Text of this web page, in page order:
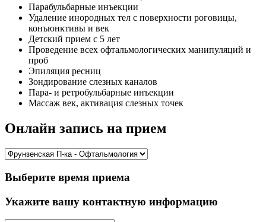
Парабульбарные инъекции
Удаление инородных тел с поверхности роговицы,
конъюнктивы и век
Детский прием с 5 лет
Проведение всех офтальмологических манипуляций и
проб
Эпиляция ресниц
Зондирование слезных каналов
Пара- и ретробульбарные инъекции
Массаж век, активация слезных точек
Онлайн запись на прием
Выберите время приема
Укажите вашу контактную информацию